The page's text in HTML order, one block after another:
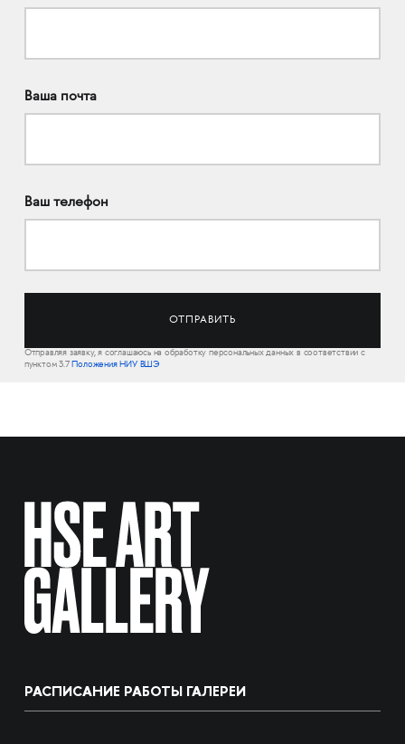
Ваша почта
Ваш телефон
Отправляя заявку, я соглашаюсь на обработку персональных данных в соответствии с
пунктом 3.7
Положения НИУ ВШЭ
РАСПИСАНИЕ РАБОТЫ ГАЛЕРЕИ